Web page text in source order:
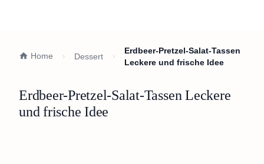
Home Dessert
Erdbeer-Pretzel-Salat-Tassen
Leckere und frische Idee
Erdbeer-Pretzel-Salat-Tassen Leckere
und frische Idee